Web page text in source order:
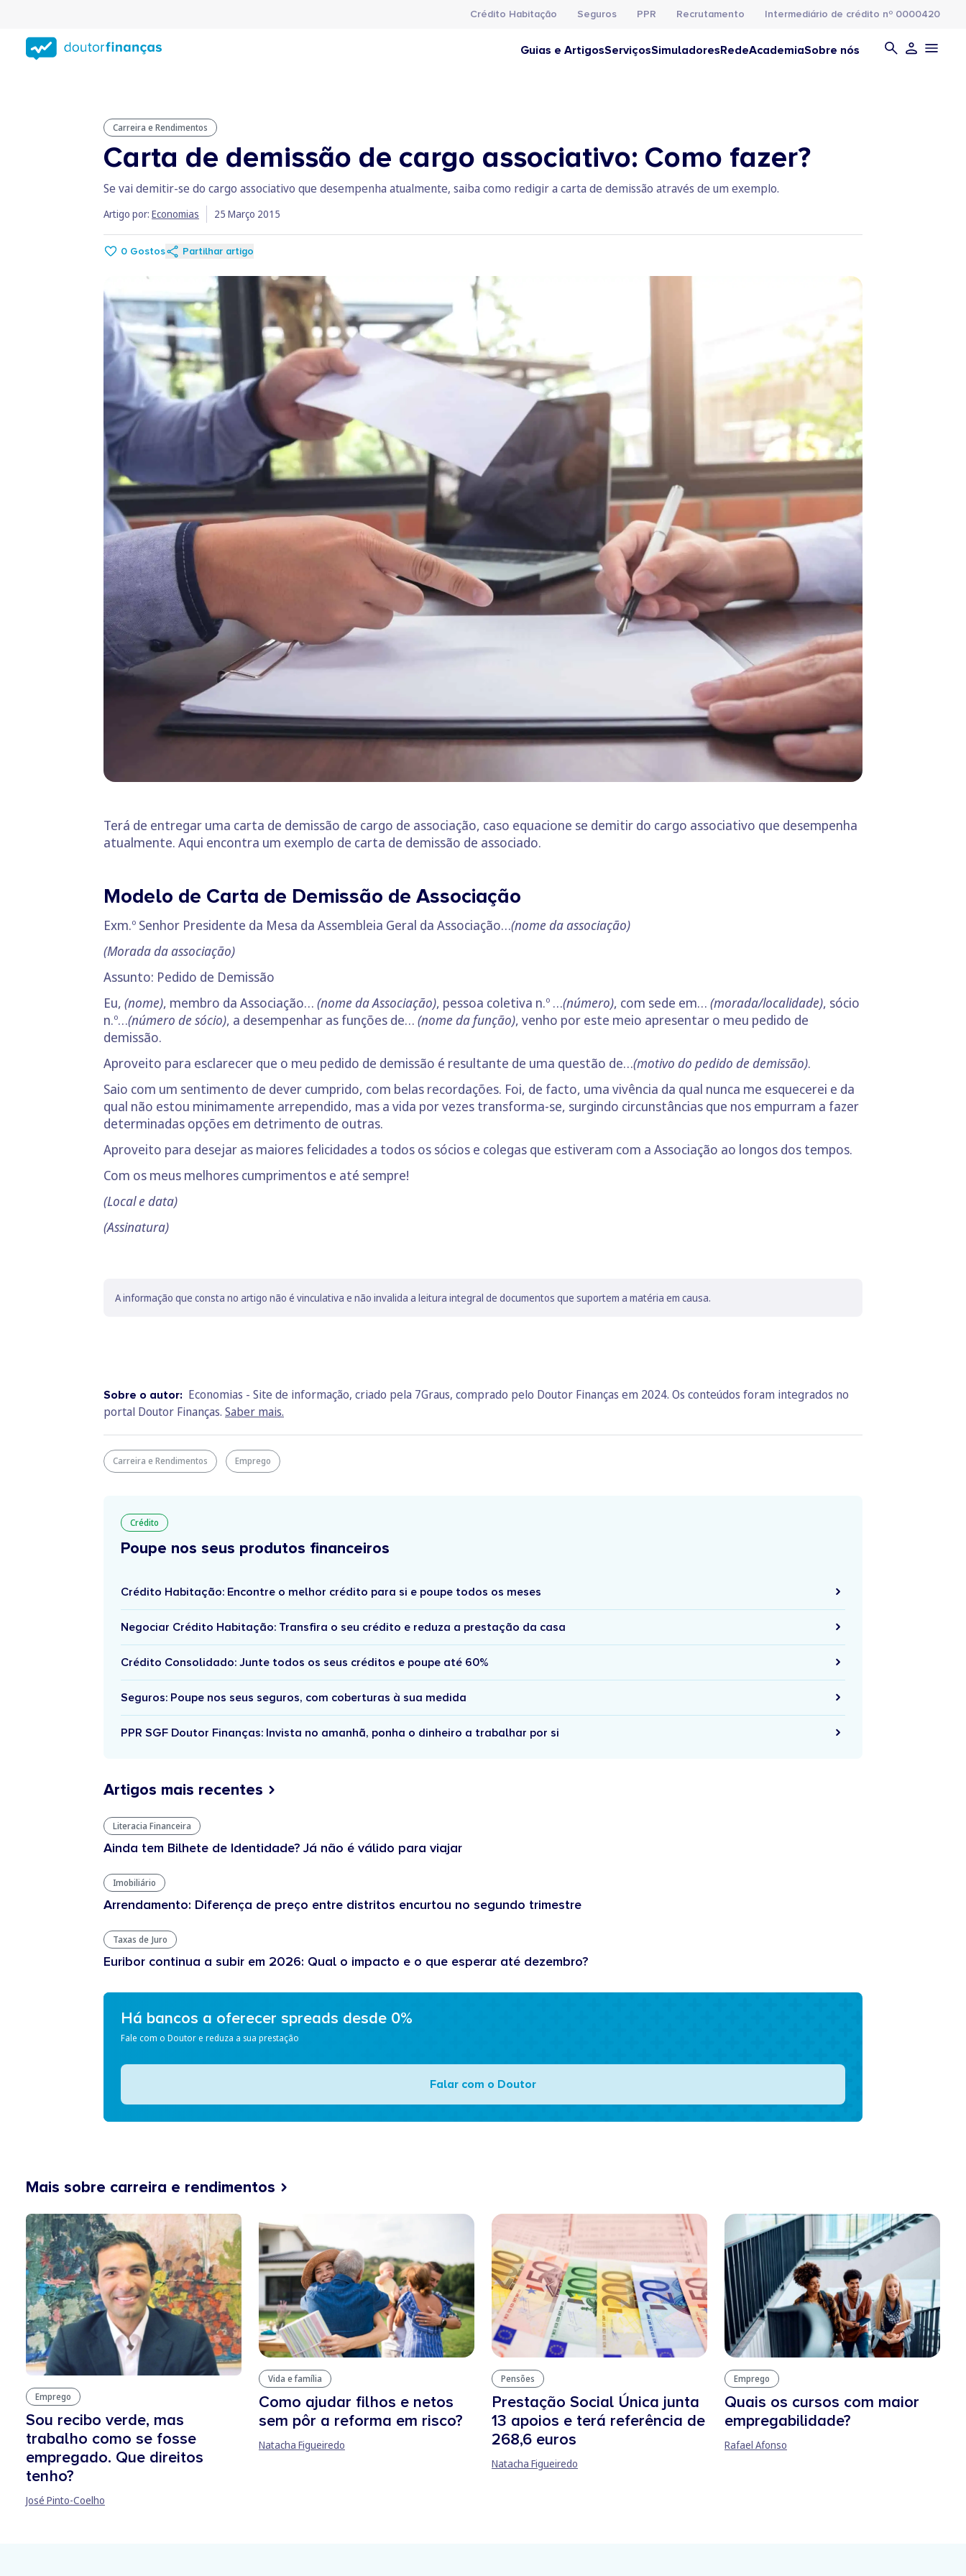
conteúdo
principal
Crédito Habitação Seguros PPR Recrutamento Intermediário de crédito nº 0000420
Guias e ArtigosServiçosSimuladoresRedeAcademiaSobre nós
Carreira e Rendimentos
Carta de demissão de cargo associativo: Como fazer?
Se vai demitir-se do cargo associativo que desempenha atualmente, saiba como redigir a carta de demissão através de um exemplo.
Artigo por: Economias 25 Março 2015
0 Gostos Partilhar artigo
Terá de entregar uma carta de demissão de cargo de associação, caso equacione se demitir do cargo associativo que desempenha
atualmente. Aqui encontra um exemplo de carta de demissão de associado.
Modelo de Carta de Demissão de Associação
Exm.º Senhor Presidente da Mesa da Assembleia Geral da Associação…(nome da associação)
(Morada da associação)
Assunto: Pedido de Demissão
Eu, (nome), membro da Associação… (nome da Associação), pessoa coletiva n.º …(número), com sede em… (morada/localidade), sócio
n.º…(número de sócio), a desempenhar as funções de… (nome da função), venho por este meio apresentar o meu pedido de
demissão.
Aproveito para esclarecer que o meu pedido de demissão é resultante de uma questão de…(motivo do pedido de demissão).
Saio com um sentimento de dever cumprido, com belas recordações. Foi, de facto, uma vivência da qual nunca me esquecerei e da
qual não estou minimamente arrependido, mas a vida por vezes transforma-se, surgindo circunstâncias que nos empurram a fazer
determinadas opções em detrimento de outras.
Aproveito para desejar as maiores felicidades a todos os sócios e colegas que estiveram com a Associação ao longos dos tempos.
Com os meus melhores cumprimentos e até sempre!
(Local e data)
(Assinatura)
A informação que consta no artigo não é vinculativa e não invalida a leitura integral de documentos que suportem a matéria em causa.
Sobre o autor: Economias - Site de informação, criado pela 7Graus, comprado pelo Doutor Finanças em 2024. Os conteúdos foram integrados no
portal Doutor Finanças. Saber mais.
Carreira e Rendimentos Emprego
Crédito
Poupe nos seus produtos financeiros
Crédito Habitação: Encontre o melhor crédito para si e poupe todos os meses
Negociar Crédito Habitação: Transfira o seu crédito e reduza a prestação da casa
Crédito Consolidado: Junte todos os seus créditos e poupe até 60%
Seguros: Poupe nos seus seguros, com coberturas à sua medida
PPR SGF Doutor Finanças: Invista no amanhã, ponha o dinheiro a trabalhar por si
Artigos mais recentes
Literacia Financeira
Ainda tem Bilhete de Identidade? Já não é válido para viajar
Imobiliário
Arrendamento: Diferença de preço entre distritos encurtou no segundo trimestre
Taxas de Juro
Euribor continua a subir em 2026: Qual o impacto e o que esperar até dezembro?
Há bancos a oferecer spreads desde 0%
Fale com o Doutor e reduza a sua prestação
Falar com o Doutor
Mais sobre carreira e rendimentos
Emprego
Sou recibo verde, mas
trabalho como se fosse
empregado. Que direitos
tenho?
José Pinto-Coelho
Vida e família
Como ajudar filhos e netos
sem pôr a reforma em risco?
Natacha Figueiredo
Pensões
Prestação Social Única junta
13 apoios e terá referência de
268,6 euros
Natacha Figueiredo
Emprego
Quais os cursos com maior
empregabilidade?
Rafael Afonso